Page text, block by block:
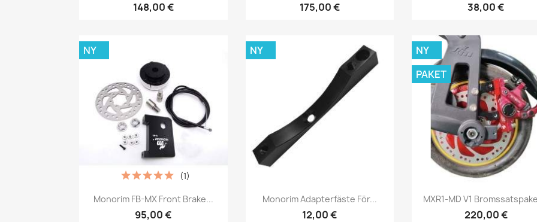
148,00 € 175,00 € 38,00 €
Snabbvy
Monorim FB-MX Front Brake...
95,00 €
(1)
NY
Snabbvy
Monorim Adapterfäste För...
12,00 €
NY
 Snabbvy
MXR1-MD V1
220,00 €
NY
PAKET